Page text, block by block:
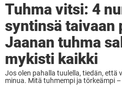
Tuhma vitsi: 4
syntinsä taivaan
Jaanan tuhma
mykisti kaikki
Jos olen pahalla tuulella, tiedän, että
minua. Mitä tuhmempi ja törkeämpi